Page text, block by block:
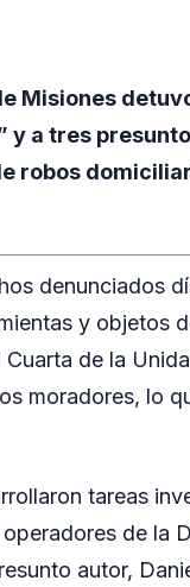
Misiones
y a tres
robos
denunciados
y objetos
de la
moradores, lo
tareas
de la
autor,